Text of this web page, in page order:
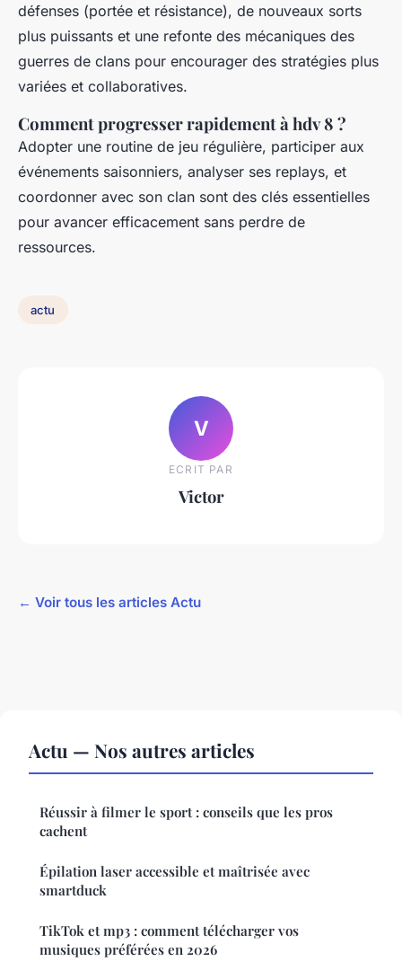
défenses (portée et résistance), de nouveaux sorts
plus puissants et une refonte des mécaniques des
guerres de clans pour encourager des stratégies plus
variées et collaboratives.
Comment progresser rapidement à hdv 8 ?
Adopter une routine de jeu régulière, participer aux
événements saisonniers, analyser ses replays, et
coordonner avec son clan sont des clés essentielles
pour avancer efficacement sans perdre de
ressources.
actu
V
ECRIT PAR
Victor
← Voir tous les articles Actu
Actu — Nos autres articles
Réussir à filmer le sport : conseils que les pros
cachent
Épilation laser accessible et maîtrisée avec
smartduck
TikTok et mp3 : comment télécharger vos
musiques préférées en 2026